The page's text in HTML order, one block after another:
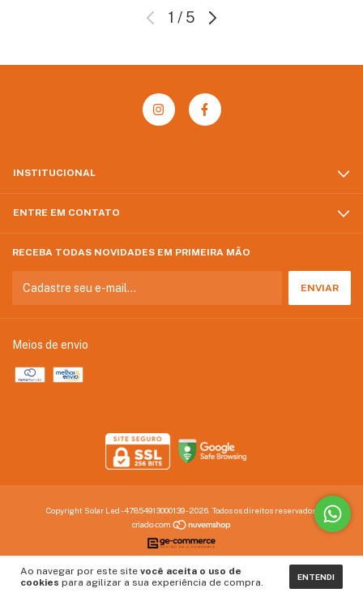
Ao navegar por este site você aceita o uso de
cookies para agilizar a sua experiência de compra. ENTENDI
1 / 5
INSTITUCIONAL
ENTRE EM CONTATO
RECEBA TODAS NOVIDADES EM PRIMEIRA MÃO
Meios de envio
Copyright Solar Led - 47854913000139 - 2026. Todos os direitos reservados.